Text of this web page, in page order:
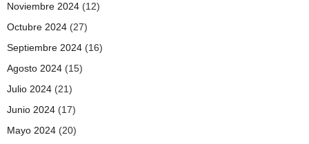
Noviembre 2024 (12)
Octubre 2024 (27)
Septiembre 2024 (16)
Agosto 2024 (15)
Julio 2024 (21)
Junio 2024 (17)
Mayo 2024 (20)